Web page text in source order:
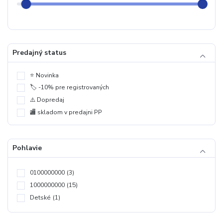
Predajný status
⭐️ Novinka
🏷️ -10% pre registrovaných
⚠️ Dopredaj
🏬 skladom v predajni PP
Pohlavie
0100000000 (3)
1000000000 (15)
Detské (1)